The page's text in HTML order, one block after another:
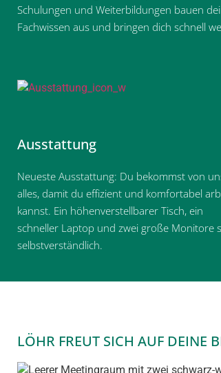
Schulungen und Weiterbildungen bauen
Fachwissen aus und bringen dich schnell
Ausstattung
Neueste Ausstattung: Du bekommst von
alles, damit du effizient und komfortabel
kannst. Ein höhenverstellbarer Tisch, ein
schneller Laptop und zwei große Monitore
selbstverständlich.
LÖHR FREUT SICH AUF DEINE